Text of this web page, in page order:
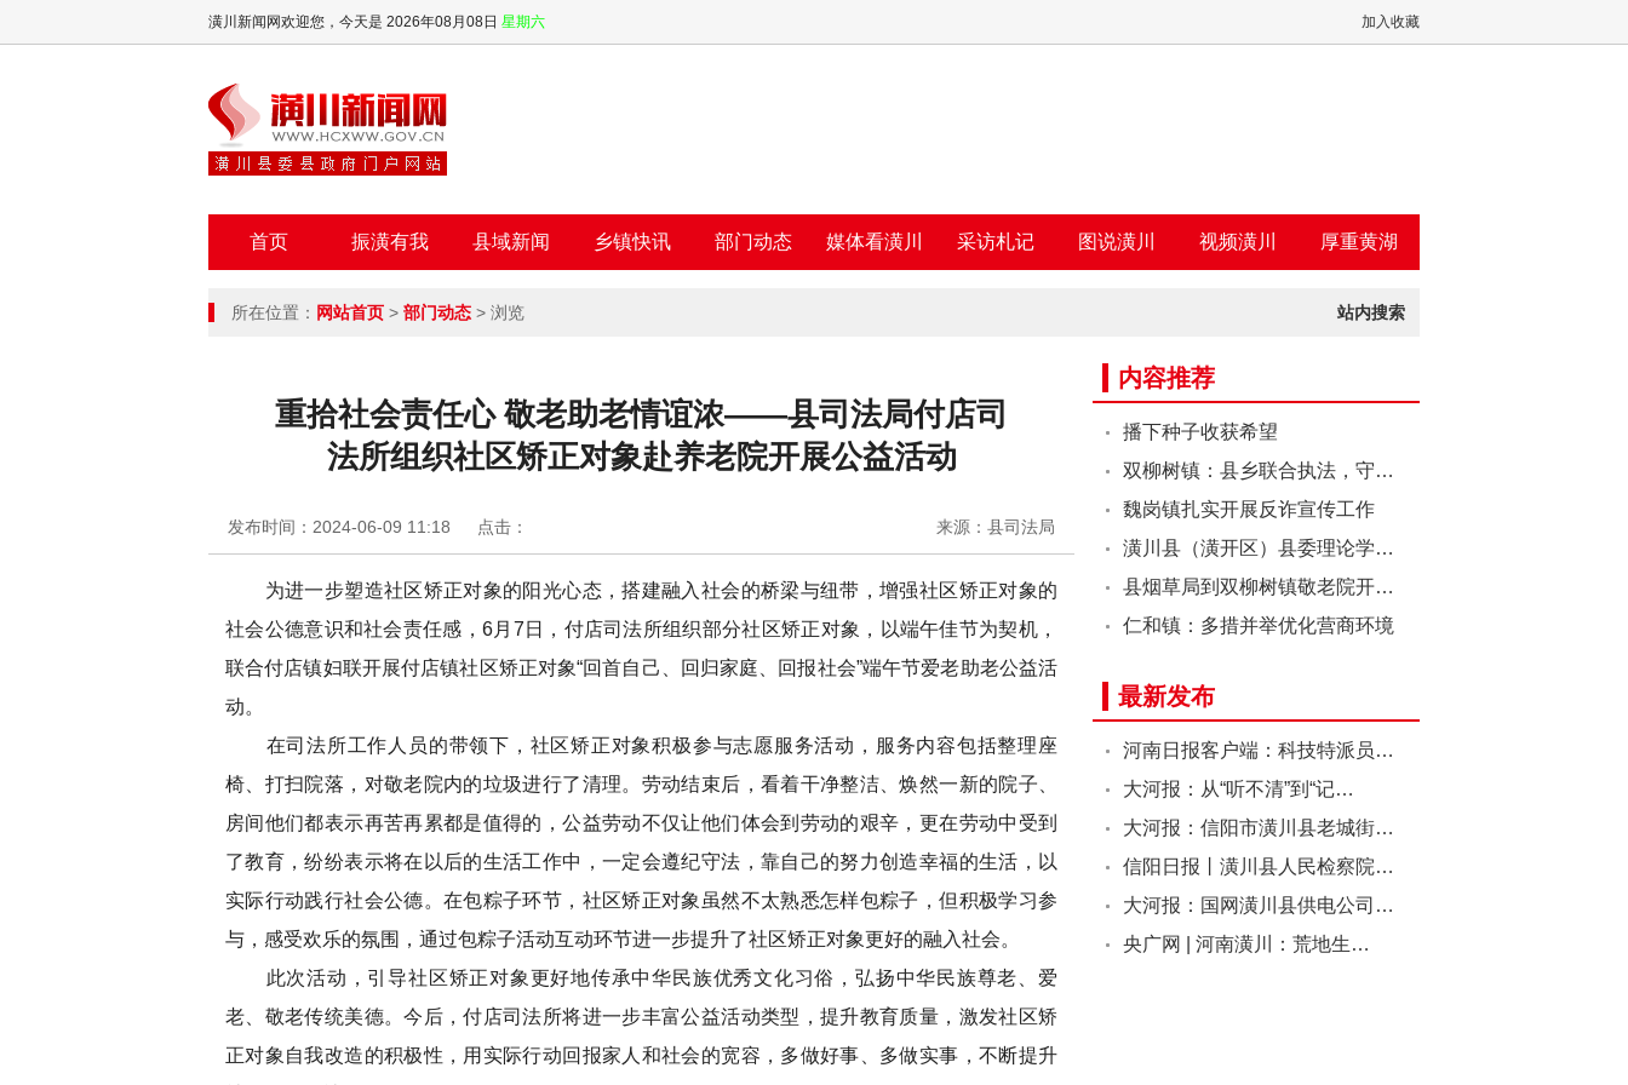
加入收藏
潢川新闻网欢迎您， 今天是 2026年08月08日 星期六
首页 振潢有我 县域新闻 乡镇快讯 部门动态 媒体看潢川 采访札记 图说潢川 视频潢川 厚重黄湖
站内搜索
所在位置： 网站首页 > 部门动态 > 浏览
重拾社会责任心 敬老助老情谊浓——县司法局付店司
法所组织社区矫正对象赴养老院开展公益活动
来源：县司法局
发布时间：2024-06-09 11:18 点击：
为进一步塑造社区矫正对象的阳光心态，搭建融入社会的桥梁与纽带，增强社区矫正对象的
社会公德意识和社会责任感，6月7日，付店司法所组织部分社区矫正对象，以端午佳节为契机，
联合付店镇妇联开展付店镇社区矫正对象“回首自己、回归家庭、回报社会”端午节爱老助老公益活
动。
在司法所工作人员的带领下，社区矫正对象积极参与志愿服务活动，服务内容包括整理座
椅、打扫院落，对敬老院内的垃圾进行了清理。劳动结束后，看着干净整洁、焕然一新的院子、
房间他们都表示再苦再累都是值得的，公益劳动不仅让他们体会到劳动的艰辛，更在劳动中受到
了教育，纷纷表示将在以后的生活工作中，一定会遵纪守法，靠自己的努力创造幸福的生活，以
实际行动践行社会公德。在包粽子环节，社区矫正对象虽然不太熟悉怎样包粽子，但积极学习参
与，感受欢乐的氛围，通过包粽子活动互动环节进一步提升了社区矫正对象更好的融入社会。
此次活动，引导社区矫正对象更好地传承中华民族优秀文化习俗，弘扬中华民族尊老、爱
老、敬老传统美德。今后，付店司法所将进一步丰富公益活动类型，提升教育质量，激发社区矫
正对象自我改造的积极性，用实际行动回报家人和社会的宽容，多做好事、多做实事，不断提升
内容推荐
播下种子收获希望
双柳树镇：县乡联合执法，守…
魏岗镇扎实开展反诈宣传工作
潢川县（潢开区）县委理论学…
县烟草局到双柳树镇敬老院开…
仁和镇：多措并举优化营商环境
最新发布
河南日报客户端：科技特派员…
大河报：从“听不清”到“记…
大河报：信阳市潢川县老城街…
信阳日报丨潢川县人民检察院…
大河报：国网潢川县供电公司…
央广网 | 河南潢川：荒地生…